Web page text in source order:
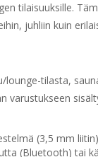
tilaisuuksille.
juhliin kuin
lounge-tilasta,
varustukseen
(3,5 mm
(Bluetooth) tai